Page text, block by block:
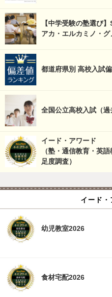
【中学受験の塾選び
アカ・エルカミノ・
都道府県別 高校入試
全国公立高校入試（過
イード・アワード
（塾・通信教育・英
足度調査）
イード・
幼児教室2026
食材宅配2026